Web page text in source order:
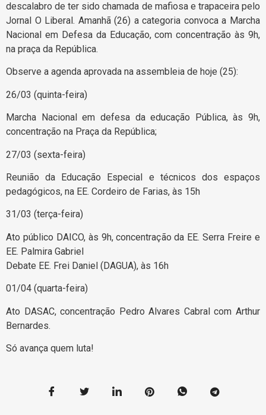
descalabro de ter sido chamada de mafiosa e trapaceira pelo
Jornal O Liberal. Amanhã (26) a categoria convoca a Marcha
Nacional em Defesa da Educação, com concentração às 9h,
na praça da República.
Observe a agenda aprovada na assembleia de hoje (25):
26/03 (quinta-feira)
Marcha Nacional em defesa da educação Pública, às 9h,
concentração na Praça da República;
27/03 (sexta-feira)
Reunião da Educação Especial e técnicos dos espaços
pedagógicos, na EE. Cordeiro de Farias, às 15h
31/03 (terça-feira)
Ato público DAICO, às 9h, concentração da EE. Serra Freire e
EE. Palmira Gabriel
Debate EE. Frei Daniel (DAGUA), às 16h
01/04 (quarta-feira)
Ato DASAC, concentração Pedro Alvares Cabral com Arthur
Bernardes.
Só avança quem luta!